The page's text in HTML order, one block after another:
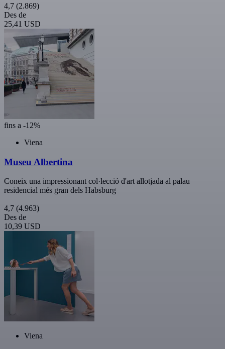
4,7 (2.869)
Des de
25,41 USD
fins a -12%
Viena
Museu Albertina
Coneix una impressionant col·lecció d'art allotjada al palau
residencial més gran dels Habsburg
4,7 (4.963)
Des de
10,39 USD
Viena